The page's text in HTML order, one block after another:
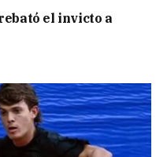
el invicto a